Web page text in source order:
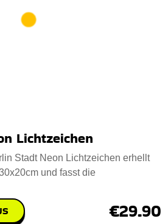
Lichtzeichen
Stadt Neon Lichtzeichen erhellt
und fasst die
€29.90